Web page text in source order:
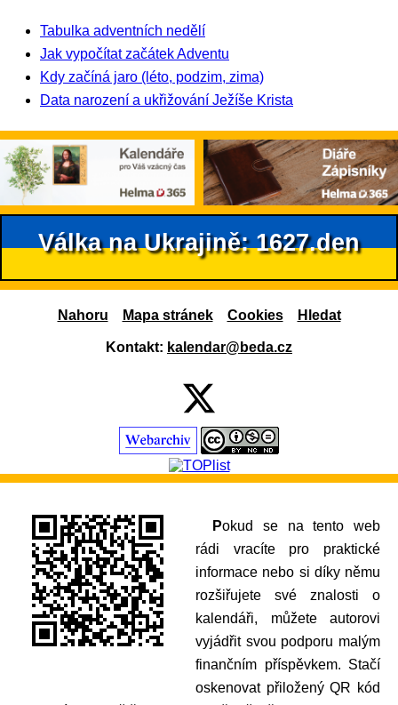
Tabulka adventních nedělí
Jak vypočítat začátek Adventu
Kdy začíná jaro (léto, podzim, zima)
Data narození a ukřižování Ježíše Krista
Válka na Ukrajině: 1627.den
Nahoru Mapa stránek Cookies Hledat
Kontakt: kalendar@beda.cz
Pokud se na tento web
rádi vracíte pro praktické
informace nebo si díky němu
rozšiřujete své znalosti o
kalendáři, můžete autorovi
vyjádřit svou podporu malým
finančním příspěvkem. Stačí
oskenovat přiložený QR kód